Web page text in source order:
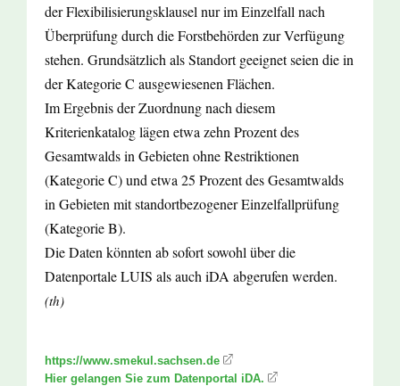
der Flexibilisierungsklausel nur im Einzelfall nach
Überprüfung durch die Forstbehörden zur Verfügung
stehen. Grundsätzlich als Standort geeignet seien die in
der Kategorie C ausgewiesenen Flächen.
Im Ergebnis der Zuordnung nach diesem
Kriterienkatalog lägen etwa zehn Prozent des
Gesamtwalds in Gebieten ohne Restriktionen
(Kategorie C) und etwa 25 Prozent des Gesamtwalds
in Gebieten mit standortbezogener Einzelfallprüfung
(Kategorie B).
Die Daten könnten ab sofort sowohl über die
Datenportale LUIS als auch iDA abgerufen werden.
(th)
https://www.smekul.sachsen.de
Hier gelangen Sie zum Datenportal iDA.